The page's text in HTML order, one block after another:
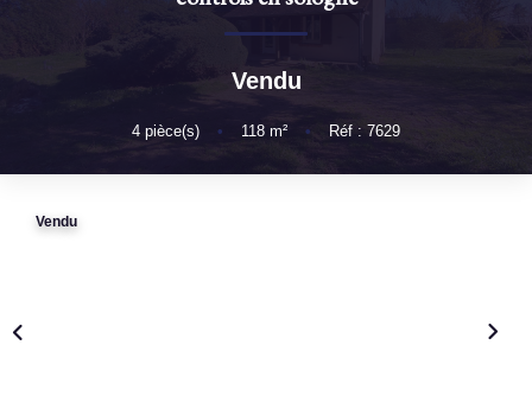
Estimation Par Un Professionnel
Vendu
4 pièce(s) • 118 m² • Réf : 7629
Vendu